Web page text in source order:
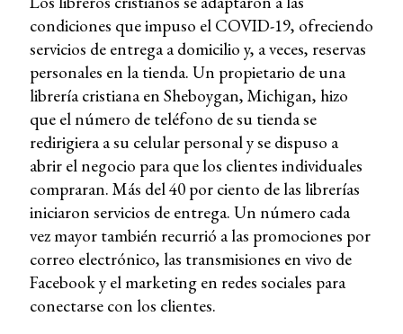
condiciones que impuso el COVID-19, ofreciendo
servicios de entrega a domicilio y, a veces, reservas
personales en la tienda. Un propietario de una
librería cristiana en Sheboygan, Michigan, hizo
que el número de teléfono de su tienda se
redirigiera a su celular personal y se dispuso a
abrir el negocio para que los clientes individuales
compraran. Más del 40 por ciento de las librerías
iniciaron servicios de entrega. Un número cada
vez mayor también recurrió a las promociones por
correo electrónico, las transmisiones en vivo de
Facebook y el marketing en redes sociales para
conectarse con los clientes.